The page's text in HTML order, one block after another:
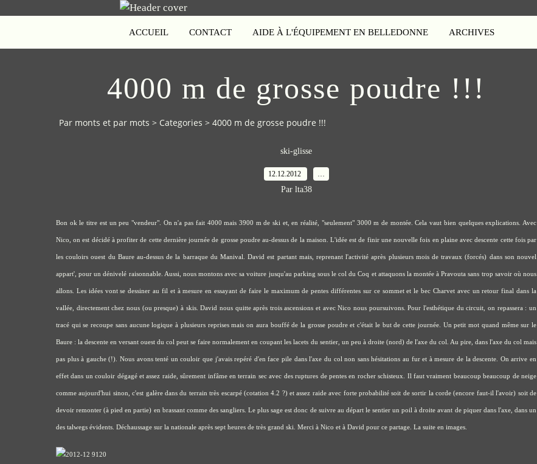
ACCUEIL CONTACT AIDE À L'ÉQUIPEMENT EN BELLEDONNE ARCHIVES
4000 m de grosse poudre !!!
Par monts et par mots > Categories > 4000 m de grosse poudre !!!
ski-glisse
12.12.2012
Par lta38
Bon ok le titre est un peu "vendeur". On n'a pas fait 4000 mais 3900 m de ski et, en réalité, "seulement" 3000 m de montée. Cela vaut bien quelques explications. Avec
Nico, on est décidé à profiter de cette dernière journée de grosse poudre au-dessus de la maison. L'idée est de finir une nouvelle fois en plaine avec descente cette fois par
les couloirs ouest du Baure au-dessus de la barraque du Manival. David est partant mais, reprenant l'activité après plusieurs mois de travaux (forcés) dans son nouvel
appart', pour un dénivelé raisonnable. Aussi, nous montons avec sa voiture jusqu'au parking sous le col du Coq et attaquons la montée à Pravouta sans trop savoir où nous
allons. Les idées vont se dessiner au fil et à mesure en essayant de faire le maximum de pentes différentes sur ce sommet et le bec Charvet avec un retour final dans la
vallée, directement chez nous (ou presque) à skis. David nous quitte après trois ascensions et avec Nico nous poursuivons. Pour l'esthétique du circuit, on repassera : un
tracé qui se recoupe sans aucune logique à plusieurs reprises mais on aura bouffé de la grosse poudre et c'était le but de cette journée. Un petit mot quand même sur le
Baure : la descente en versant ouest du col peut se faire normalement en coupant les lacets du sentier, un peu à droite (nord) de l'axe du col. Au pire, dans l'axe du col mais
pas plus à gauche (!). Nous avons tenté un couloir que j'avais repéré d'en face pile dans l'axe du col non sans hésitations au fur et à mesure de la descente. On arrive en
effet dans un couloir dégagé et assez raide, sûrement infâme en terrain sec avec des ruptures de pentes en rocher schisteux. Il faut vraiment beaucoup beaucoup de neige
comme aujourd'hui sinon, c'est galère dans du terrain très escarpé (cotation 4.2 ?) et assez raide avec forte probabilité soit de sortir la corde (encore faut-il l'avoir) soit de
devoir remonter (à pied en partie) en brassant comme des sangliers. Le plus sage est donc de suivre au départ le sentier un poil à droite avant de piquer dans l'axe, dans un
des talwegs évidents. Déchaussage sur la nationale après sept heures de très grand ski. Merci à Nico et à David pour ce partage. La suite en images.